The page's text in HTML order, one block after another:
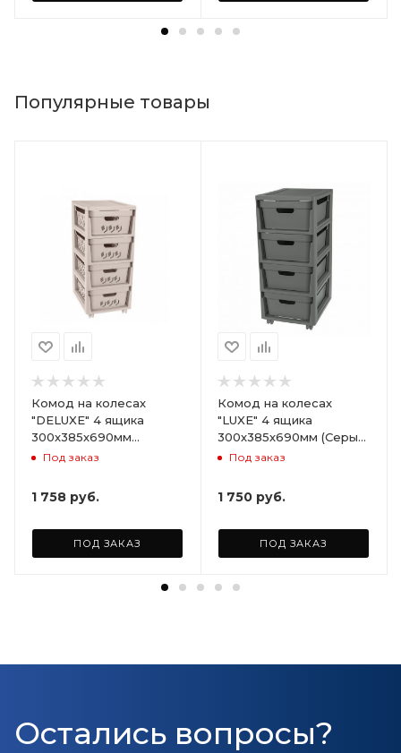
Популярные товары
Комод на колесах
"DELUXE" 4 ящика
300х385х690мм
(Светло-бежевый)
Под заказ
1 758 руб.
ПОД ЗАКАЗ
Комод на колесах
"LUXE" 4 ящика
300х385х690мм (Серый)
ARD258086
Под заказ
1 750 руб.
ПОД ЗАКАЗ
Остались вопросы?